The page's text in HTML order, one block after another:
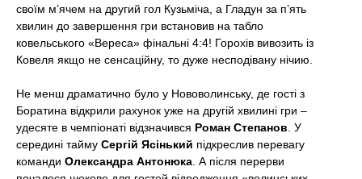
своїм м’ячем на другий гол Кузьміча, а Гладун за п’ять
хвилин до завершення гри встановив на табло
ковельського «Вереса» фінальні 4:4! Горохів вивозить із
Ковеля якщо не сенсаційну, то дуже несподівану нічию.
Не менш драматично було у Нововолинську, де гості з
Боратина відкрили рахунок уже на другій хвилині гри –
удесяте в чемпіонаті відзначився Роман Степанов. У
середині тайму Сергій Ясінький підкреслив перевагу
команди Олександра Антонюка. А після перерви